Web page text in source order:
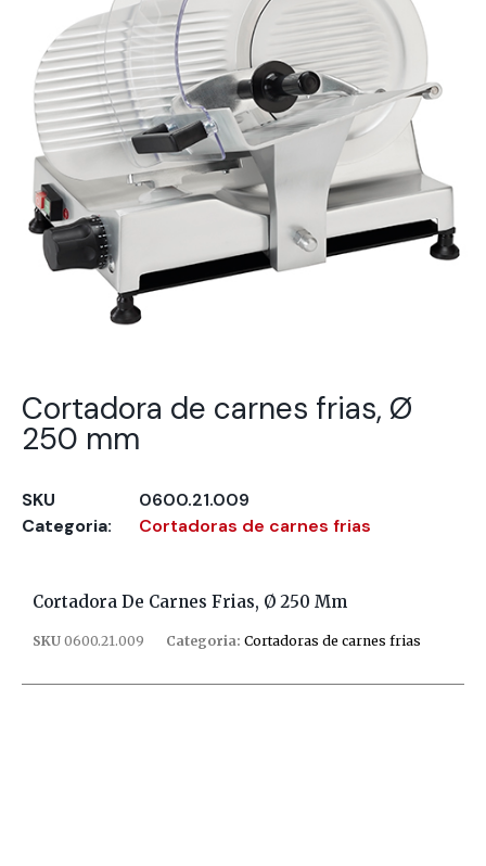
Cortadora de carnes frias, Ø
250 mm
SKU
0600.21.009
Categoria:
Cortadoras de carnes frias
Cortadora De Carnes Frias, Ø 250 Mm
SKU 0600.21.009 Categoria: Cortadoras de carnes frias